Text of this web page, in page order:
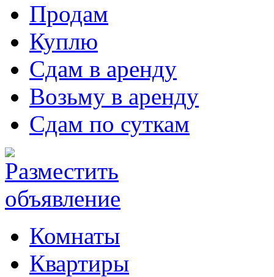
Продам
Куплю
Сдам в аренду
Возьму в аренду
Сдам по суткам
Комнаты
Квартиры